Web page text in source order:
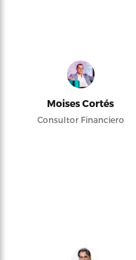
Moises Cortés
Consultor Financiero